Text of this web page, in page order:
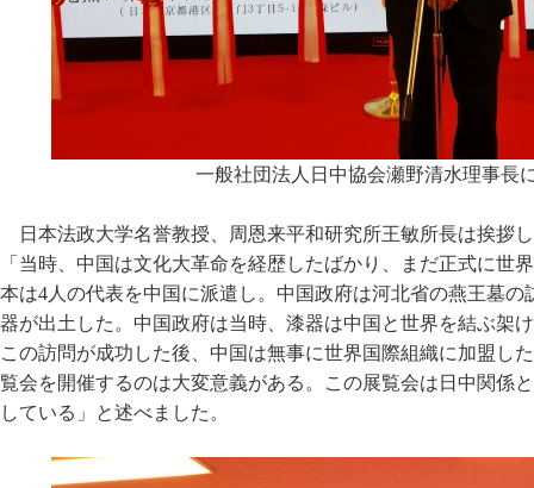
一般社団法人日中協会瀬野清水理事長
日本法政大学名誉教授、周恩来平和研究所王敏所長は挨拶
「当時、中国は文化大革命を経歴したばかり、まだ正式に世
本は4人の代表を中国に派遣し。中国政府は河北省の燕王墓
器が出土した。中国政府は当時、漆器は中国と世界を結ぶ架
この訪問が成功した後、中国は無事に世界国際組織に加盟し
覧会を開催するのは大変意義がある。この展覧会は日中関係
している」と述べました。